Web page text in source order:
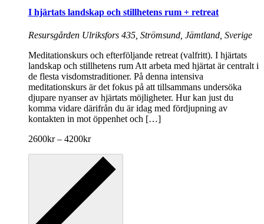
I hjärtats landskap och stillhetens rum + retreat
Resursgården Ulriksfors 435, Strömsund, Jämtland, Sverige
Meditationskurs och efterföljande retreat (valfritt). I hjärtats
landskap och stillhetens rum Att arbeta med hjärtat är centralt i
de flesta visdomstraditioner. På denna intensiva
meditationskurs är det fokus på att tillsammans undersöka
djupare nyanser av hjärtats möjligheter. Hur kan just du
komma vidare därifrån du är idag med fördjupning av
kontakten in mot öppenhet och […]
2600kr – 4200kr